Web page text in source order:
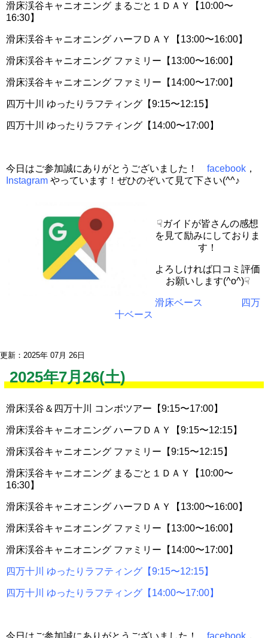
滑床渓谷キャニオニング まるごと１ＤＡＹ【10:00〜
16:30】
滑床渓谷キャニオニング ハーフＤＡＹ【13:00〜16:00】
滑床渓谷キャニオニング ファミリー【13:00〜16:00】
滑床渓谷キャニオニング ファミリー【14:00〜17:00】
四万十川 ゆったりラフティング【9:15〜12:15】
四万十川 ゆったりラフティング【14:00〜17:00】
今日はご参加誠にありがとうございました！ facebook ，
Instagram やっています！ぜひのぞいて見て下さい(^^♪
☟ガイドが皆さんの感想
を見て励みにしておりま
す！
よろしければ口コミ評価
お願いします(^o^)☟
滑床ベース
四万
十ベース
更新：2025年 07月 26日
2025年7月26(土)
滑床渓谷＆四万十川 コンボツアー【9:15〜17:00】
滑床渓谷キャニオニング ハーフＤＡＹ【9:15〜12:15】
滑床渓谷キャニオニング ファミリー【9:15〜12:15】
滑床渓谷キャニオニング まるごと１ＤＡＹ【10:00〜
16:30】
滑床渓谷キャニオニング ハーフＤＡＹ【13:00〜16:00】
滑床渓谷キャニオニング ファミリー【13:00〜16:00】
滑床渓谷キャニオニング ファミリー【14:00〜17:00】
四万十川 ゆったりラフティング【9:15〜12:15】
四万十川 ゆったりラフティング【14:00〜17:00】
今日はご参加誠にありがとうございました！ facebook ，